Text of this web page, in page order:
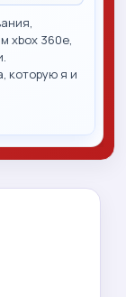
xbox 360e,
которую я и